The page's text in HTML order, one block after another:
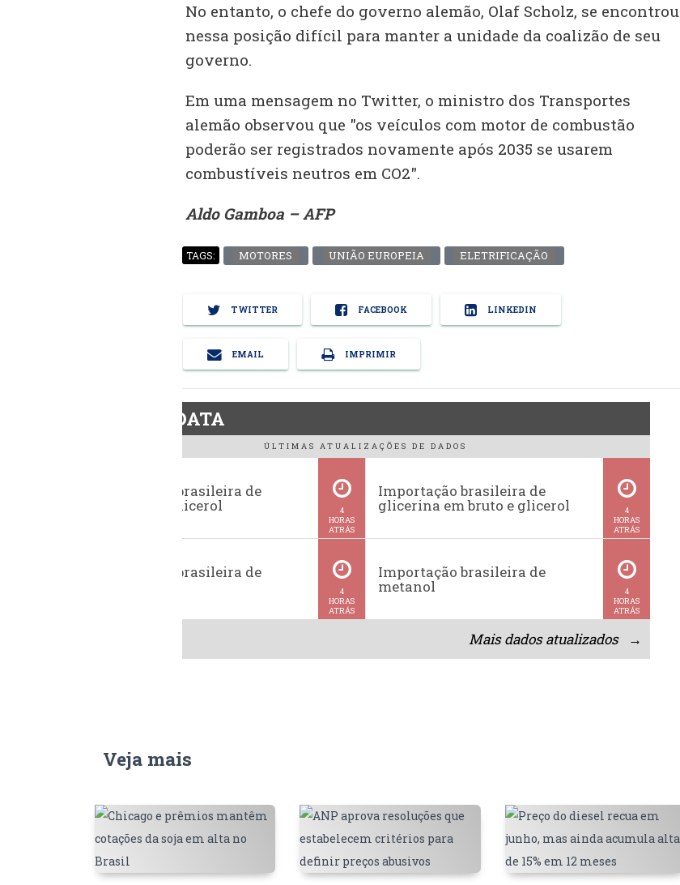
No entanto, o chefe do governo alemão, Olaf Scholz, se encontrou
nessa posição difícil para manter a unidade da coalizão de seu
governo.
Em uma mensagem no Twitter, o ministro dos Transportes
alemão observou que "os veículos com motor de combustão
poderão ser registrados novamente após 2035 se usarem
combustíveis neutros em CO2".
Aldo Gamboa – AFP
TAGS: MOTORES UNIÃO EUROPEIA ELETRIFICAÇÃO
TWITTER FACEBOOK LINKEDIN
EMAIL IMPRIMIR
BiodieselDATA
ÚLTIMAS ATUALIZAÇÕES DE DADOS
Exportação brasileira de
glicerina e glicerol
4
HORAS
ATRÁS
Importação brasileira de
glicerina em bruto e glicerol
4
HORAS
ATRÁS
Exportação brasileira de
4
HORAS
ATRÁS
Importação brasileira de
metanol
4
HORAS
ATRÁS
Mais dados atualizados →
Veja mais